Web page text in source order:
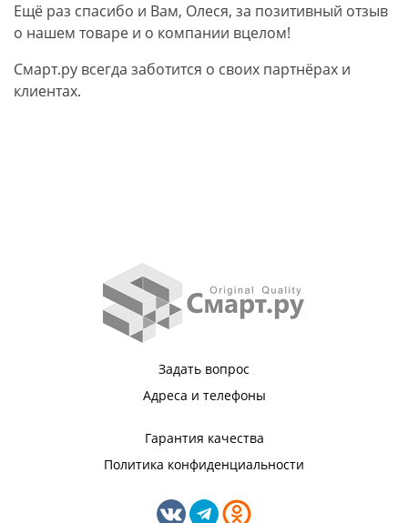
Ещё раз спасибо и Вам, Олеся, за позитивный отзыв
о нашем товаре и о компании вцелом!
Смарт.ру всегда заботится о своих партнёрах и
клиентах.
Задать вопрос
Адреса и телефоны
Гарантия качества
Политика конфиденциальности